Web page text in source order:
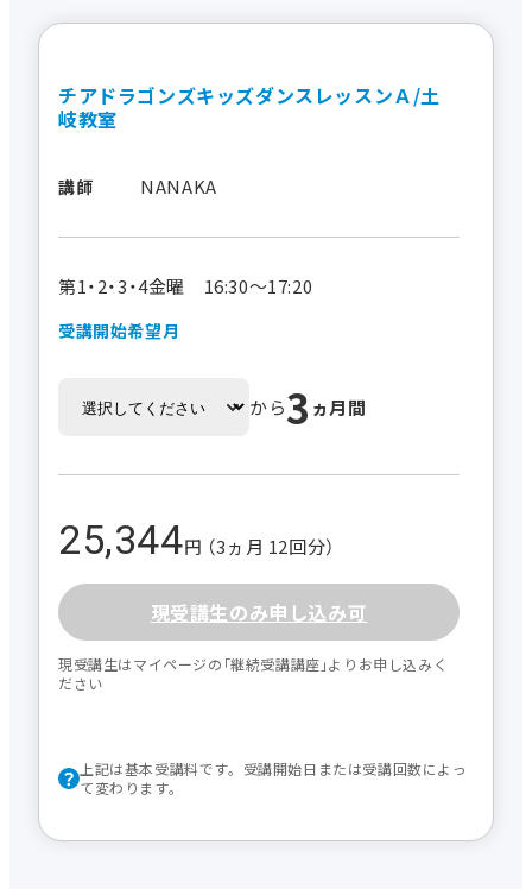
チアドラゴンズキッズダンスレッスンＡ/土
岐教室
講師 NANAKA
第1・2・3・4金曜 16:30～17:20
受講開始希望月
から3 ヵ月間
25,344円 （3ヵ月 12回分）
現受講生のみ申し込み可
現受講生はマイページの｢継続受講講座｣よりお申し込みく
ださい
上記は基本受講料です。受講開始日または受講回数によっ
て変わります。